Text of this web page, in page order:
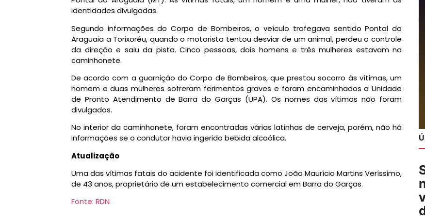
identidades divulgadas.
Segundo informações do Corpo de Bombeiros, o veículo trafegava sentido Pontal do
Araguaia a Torixoréu, quando o motorista tentou desviar de um animal, perdeu o controle
da direção e saiu da pista. Cinco pessoas, dois homens e três mulheres estavam na
caminhonete.
De acordo com a guarnição do Corpo de Bombeiros, que prestou socorro às vítimas, um
homem e duas mulheres sofreram ferimentos graves e foram encaminhados a Unidade
de Pronto Atendimento de Barra do Garças (UPA). Os nomes das vítimas não foram
divulgados.
No interior da caminhonete, foram encontradas várias latinhas de cerveja, porém, não há
informações se o condutor havia ingerido bebida alcoólica.
Atualização
Uma das vítimas fatais do acidente foi identificada como João Maurício Martins Veríssimo,
de 43 anos, proprietário de um estabelecimento comercial em Barra do Garças.
Fonte: RDN